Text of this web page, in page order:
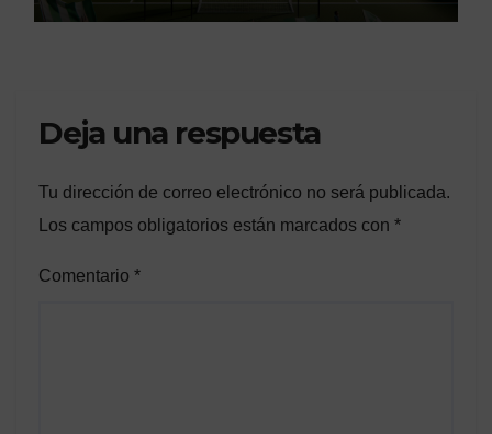
Deja una respuesta
Tu dirección de correo electrónico no será publicada.
Los campos obligatorios están marcados con *
Comentario *